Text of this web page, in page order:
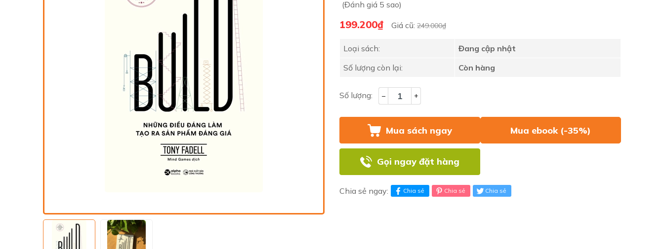
(Đánh giá 5 sao)
199.200₫ Giá cũ: 249.000₫
Loại sách:
Đang cập nhật
Số lượng còn lại:
Còn hàng
Số lượng: – +
Mua sách ngay Mua ebook (-35%)
Gọi ngay đặt hàng
Chia sẻ ngay: Chia sẻ Chia sẻ Chia sẻ